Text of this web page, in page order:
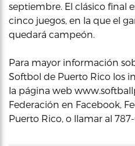
septiembre. El clásico final
cinco juegos, en la que el
quedará campeón.
Para mayor información
Softbol de Puerto Rico los
la página web
Federación en Facebook,
Puerto Rico, o llamar al 787-